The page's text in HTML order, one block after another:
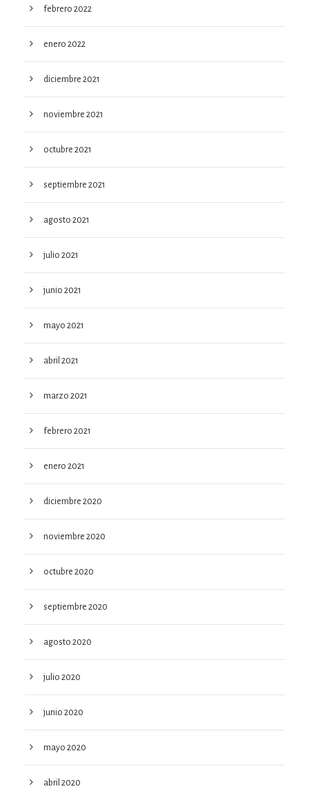
febrero 2022
enero 2022
diciembre 2021
noviembre 2021
octubre 2021
septiembre 2021
agosto 2021
julio 2021
junio 2021
mayo 2021
abril 2021
marzo 2021
febrero 2021
enero 2021
diciembre 2020
noviembre 2020
octubre 2020
septiembre 2020
agosto 2020
julio 2020
junio 2020
mayo 2020
abril 2020